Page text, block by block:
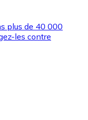
plus de 40 000
les contre